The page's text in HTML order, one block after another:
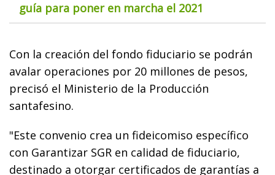
guía para poner en marcha el 2021
Con la creación del fondo fiduciario se podrán
avalar operaciones por 20 millones de pesos,
precisó el Ministerio de la Producción
santafesino.
"Este convenio crea un fideicomiso específico
con Garantizar SGR en calidad de fiduciario,
destinado a otorgar certificados de garantías a